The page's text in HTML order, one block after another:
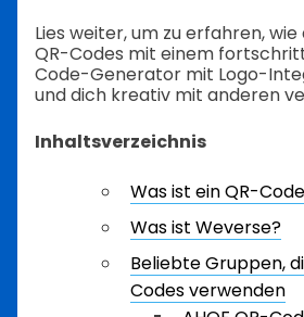
Lies weiter, um zu erfahren,
QR-Codes mit einem
Code-Generator mit Logo-
und dich kreativ mit anderen
Inhaltsverzeichnis
Was ist ein QR-
Was ist Weverse?
Beliebte Gruppen,
Codes verwenden